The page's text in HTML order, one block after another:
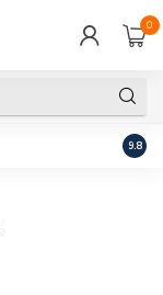
0
9.8